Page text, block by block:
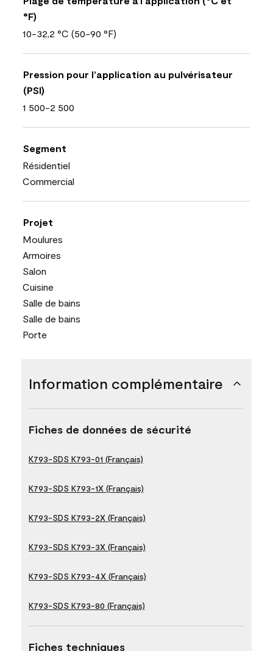
°F)
10-32,2 °C (50-90 °F)
Pression pour l’application au pulvérisateur
(PSI)
1 500-2 500
Segment
Résidentiel
Commercial
Projet
Moulures
Armoires
Salon
Cuisine
Salle de bains
Salle de bains
Porte
Information complémentaire
Fiches de données de sécurité
K793-SDS K793-01 (Français)
K793-SDS K793-1X (Français)
K793-SDS K793-2X (Français)
K793-SDS K793-3X (Français)
K793-SDS K793-4X (Français)
K793-SDS K793-80 (Français)
Fiches techniques